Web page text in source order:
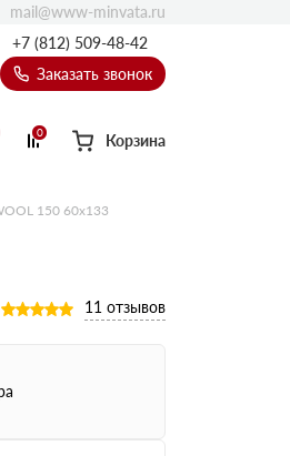
+7 (812) 509-48-42
Заказать звонок
0 Корзина
mail@www-minvata.ru
150 60х133
11 отзывов